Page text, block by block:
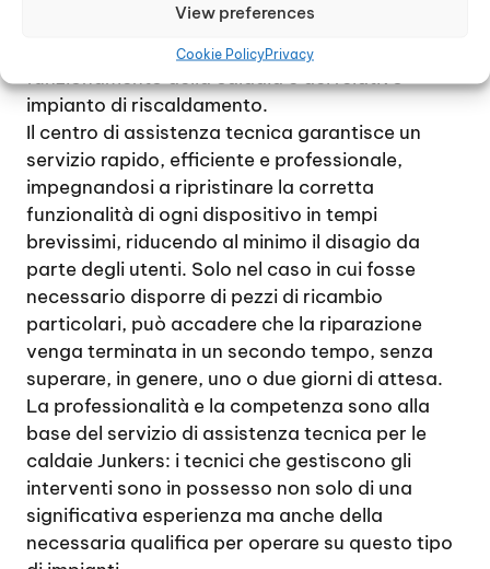
View preferences
Cookie PolicyPrivacy
soddisfazione di ogni cliente e di ripristinare nel
più breve tempo possibile il perfetto
funzionamento della caldaia e del relativo
impianto di riscaldamento.
Il centro di assistenza tecnica garantisce un
servizio rapido, efficiente e professionale,
impegnandosi a ripristinare la corretta
funzionalità di ogni dispositivo in tempi
brevissimi, riducendo al minimo il disagio da
parte degli utenti. Solo nel caso in cui fosse
necessario disporre di pezzi di ricambio
particolari, può accadere che la riparazione
venga terminata in un secondo tempo, senza
superare, in genere, uno o due giorni di attesa.
La professionalità e la competenza sono alla
base del servizio di assistenza tecnica per le
caldaie Junkers: i tecnici che gestiscono gli
interventi sono in possesso non solo di una
significativa esperienza ma anche della
necessaria qualifica per operare su questo tipo